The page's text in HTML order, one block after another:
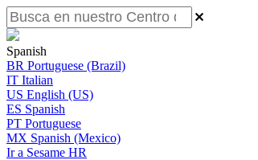
Spanish
BR Portuguese (Brazil)
IT Italian
US English (US)
ES Spanish
PT Portuguese
MX Spanish (Mexico)
Ir a Sesame HR